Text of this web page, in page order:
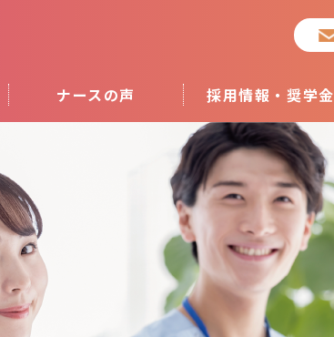
ナースの声 採用情報・奨学金